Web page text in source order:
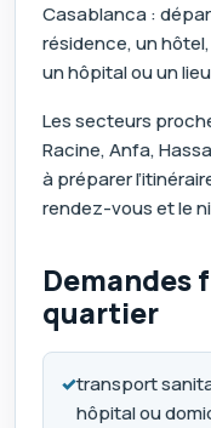
Casablanca :
résidence, un
un hôpital ou un
Les secteurs
Racine, Anfa,
à préparer
rendez-vous et le
Demandes
quartier
✓transport
hôpital ou